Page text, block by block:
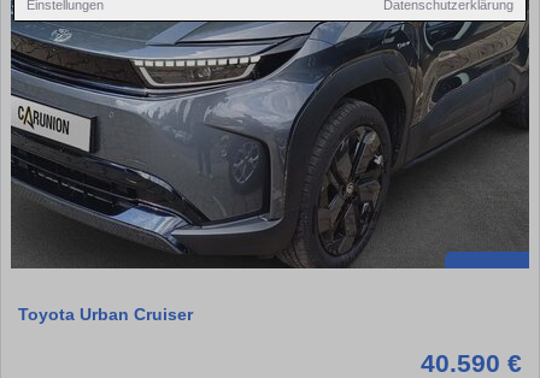
Einstellungen Datenschutzerklärung
Toyota Urban Cruiser
40.590 €